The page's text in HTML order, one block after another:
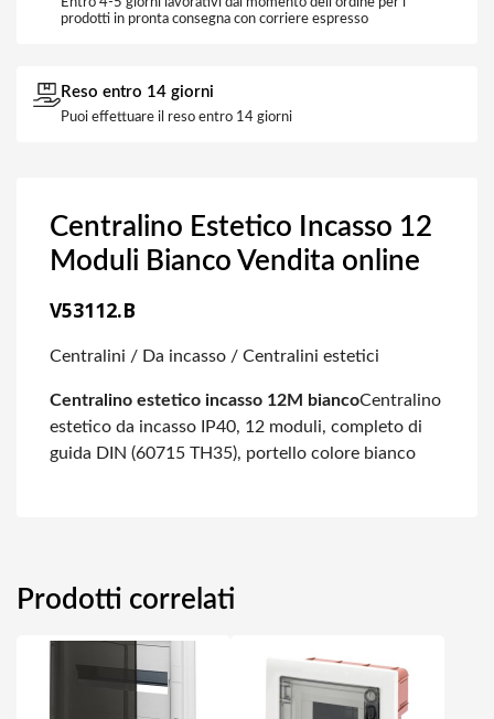
prodotti in pronta consegna con corriere espresso
Reso entro 14 giorni
Puoi effettuare il reso entro 14 giorni
Centralino Estetico Incasso 12
Moduli Bianco Vendita online
V53112.B
Centralini / Da incasso / Centralini estetici
Centralino estetico incasso 12M biancoCentralino
estetico da incasso IP40, 12 moduli, completo di
guida DIN (60715 TH35), portello colore bianco
Prodotti correlati